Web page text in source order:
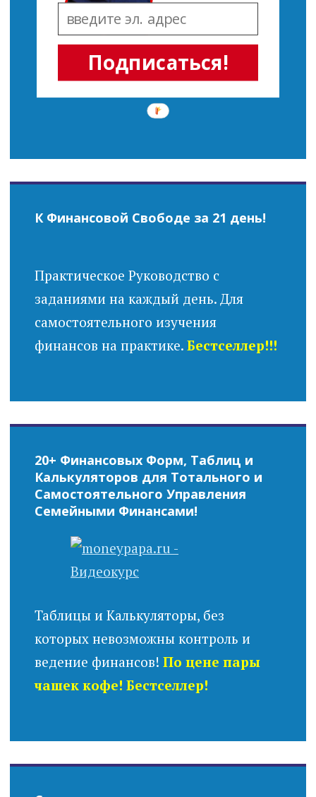
Подписаться!
К Финансовой Свободе за 21 день!
Практическое Руководство с
заданиями на каждый день. Для
самостоятельного изучения
финансов на практике. Бестселлер!!!
20+ Финансовых Форм, Таблиц и
Калькуляторов для Тотального и
Самостоятельного Управления
Семейными Финансами!
Таблицы и Калькуляторы, без
которых невозможны контроль и
ведение финансов! По цене пары
чашек кофе! Бестселлер!